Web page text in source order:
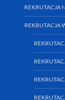
REKRUTACJA
REKRUTACJA